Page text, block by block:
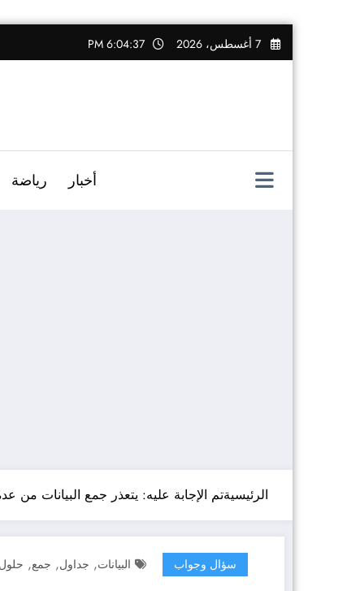
التجاوز
إلى
7 أغسطس، 2026 6:04:38 PM
أخبار رياضة
الرئيسيةتم الإجابة عليه: يتعذر جمع البيانات
سؤال وجواب البيانات, جداول, جمع,